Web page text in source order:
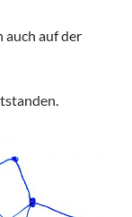
auch auf der